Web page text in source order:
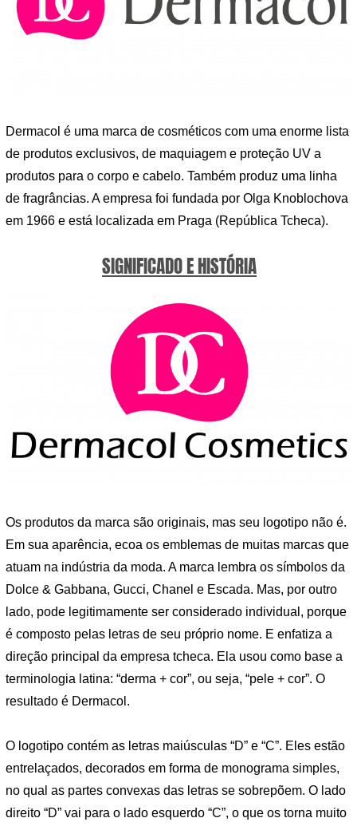
Dermacol é uma marca de cosméticos com uma enorme lista
de produtos exclusivos, de maquiagem e proteção UV a
produtos para o corpo e cabelo. Também produz uma linha
de fragrâncias. A empresa foi fundada por Olga Knoblochova
em 1966 e está localizada em Praga (República Tcheca).
SIGNIFICADO E HISTÓRIA
Os produtos da marca são originais, mas seu logotipo não é.
Em sua aparência, ecoa os emblemas de muitas marcas que
atuam na indústria da moda. A marca lembra os símbolos da
Dolce & Gabbana, Gucci, Chanel e Escada. Mas, por outro
lado, pode legitimamente ser considerado individual, porque
é composto pelas letras de seu próprio nome. E enfatiza a
direção principal da empresa tcheca. Ela usou como base a
terminologia latina: “derma + cor”, ou seja, “pele + cor”. O
resultado é Dermacol.
O logotipo contém as letras maiúsculas “D” e “C”. Eles estão
entrelaçados, decorados em forma de monograma simples,
no qual as partes convexas das letras se sobrepõem. O lado
direito “D” vai para o lado esquerdo “C”, o que os torna muito